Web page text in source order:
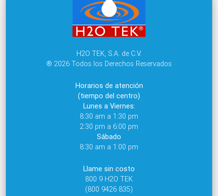
H2O TEK, S.A. de C.V.
® 2026 Todos los Derechos Reservados
Horarios de atención
(tiempo del centro)
Lunes a Viernes:
8:30 am a 1:30 pm
2:30 pm a 6:00 pm
Sábado
8:30 am a 1:00 pm
Llame sin costo
800 9 H2O TEK
(800 9426 835)